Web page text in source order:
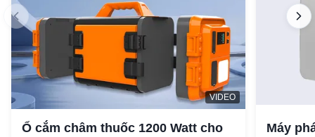
VIDEO
Ổ cắm châm thuốc 1200 Watt cho
Máy